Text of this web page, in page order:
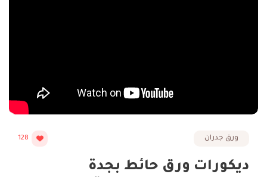
ورق جدران 128
ديكورات ورق حائط بجدة